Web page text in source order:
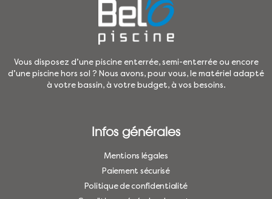
Vous disposez d’une piscine enterrée, semi-enterrée ou encore
d’une piscine hors sol ? Nous avons, pour vous, le matériel adapté
à votre bassin, à votre budget, à vos besoins.
Infos générales
Mentions légales
Paiement sécurisé
Politique de confidentialité